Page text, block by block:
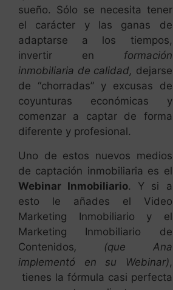
sueño. Sólo se necesita tener
el carácter y las ganas de
adaptarse a los tiempos,
invertir en formación
inmobiliaria de calidad, dejarse
de “chorradas” y excusas de
coyunturas económicas y
comenzar a captar de forma
diferente y profesional.
Uno de estos nuevos medios
de captación inmobiliaria es el
Webinar Inmobiliario. Y si a
esto le añades el Video
Marketing Inmobiliario y el
Marketing Inmobiliario de
Contenidos, (que Ana
implementó en su Webinar),
tienes la fórmula casi perfecta